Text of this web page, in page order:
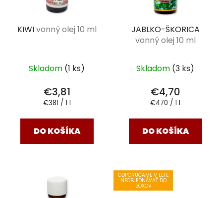
KIWIvonný olej 10 ml
Skladom (1 ks)
€3,81
Jednotková
€381 / 1 l
DO KOŠÍKA
JABLKO-ŠKORICA
vonný olej 10 ml
Skladom (3 ks)
€4,70
Jednotková
€470 / 1 l
DO KOŠÍKA
ODPORÚČAME V LETE
NEOBJEDNÁVAŤ DO
BOXOV